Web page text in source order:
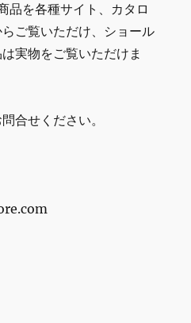
品を各種サイト、カタロ
ご覧いただけ、ショール
実物をご覧いただけま
合せください。